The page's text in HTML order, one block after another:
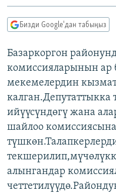
БИЗ ЖАНА ДҮЙНӨ
ЭЖЕ-СИҢДИЛЕР
АЗАТТЫК+
ЫҢГАЙСЫЗ СУРООЛОР
Русский
ОНЛАЙН ШЕРИНЕ
ЭЕ/АРнун бардык
Бизди Google'дан табыңыз
Базаркоргон
комиссияларынын ар
мекемелердин
калган.Депутаттыкка
ийүүсүндөгү жана
шайлоо
алынгандар